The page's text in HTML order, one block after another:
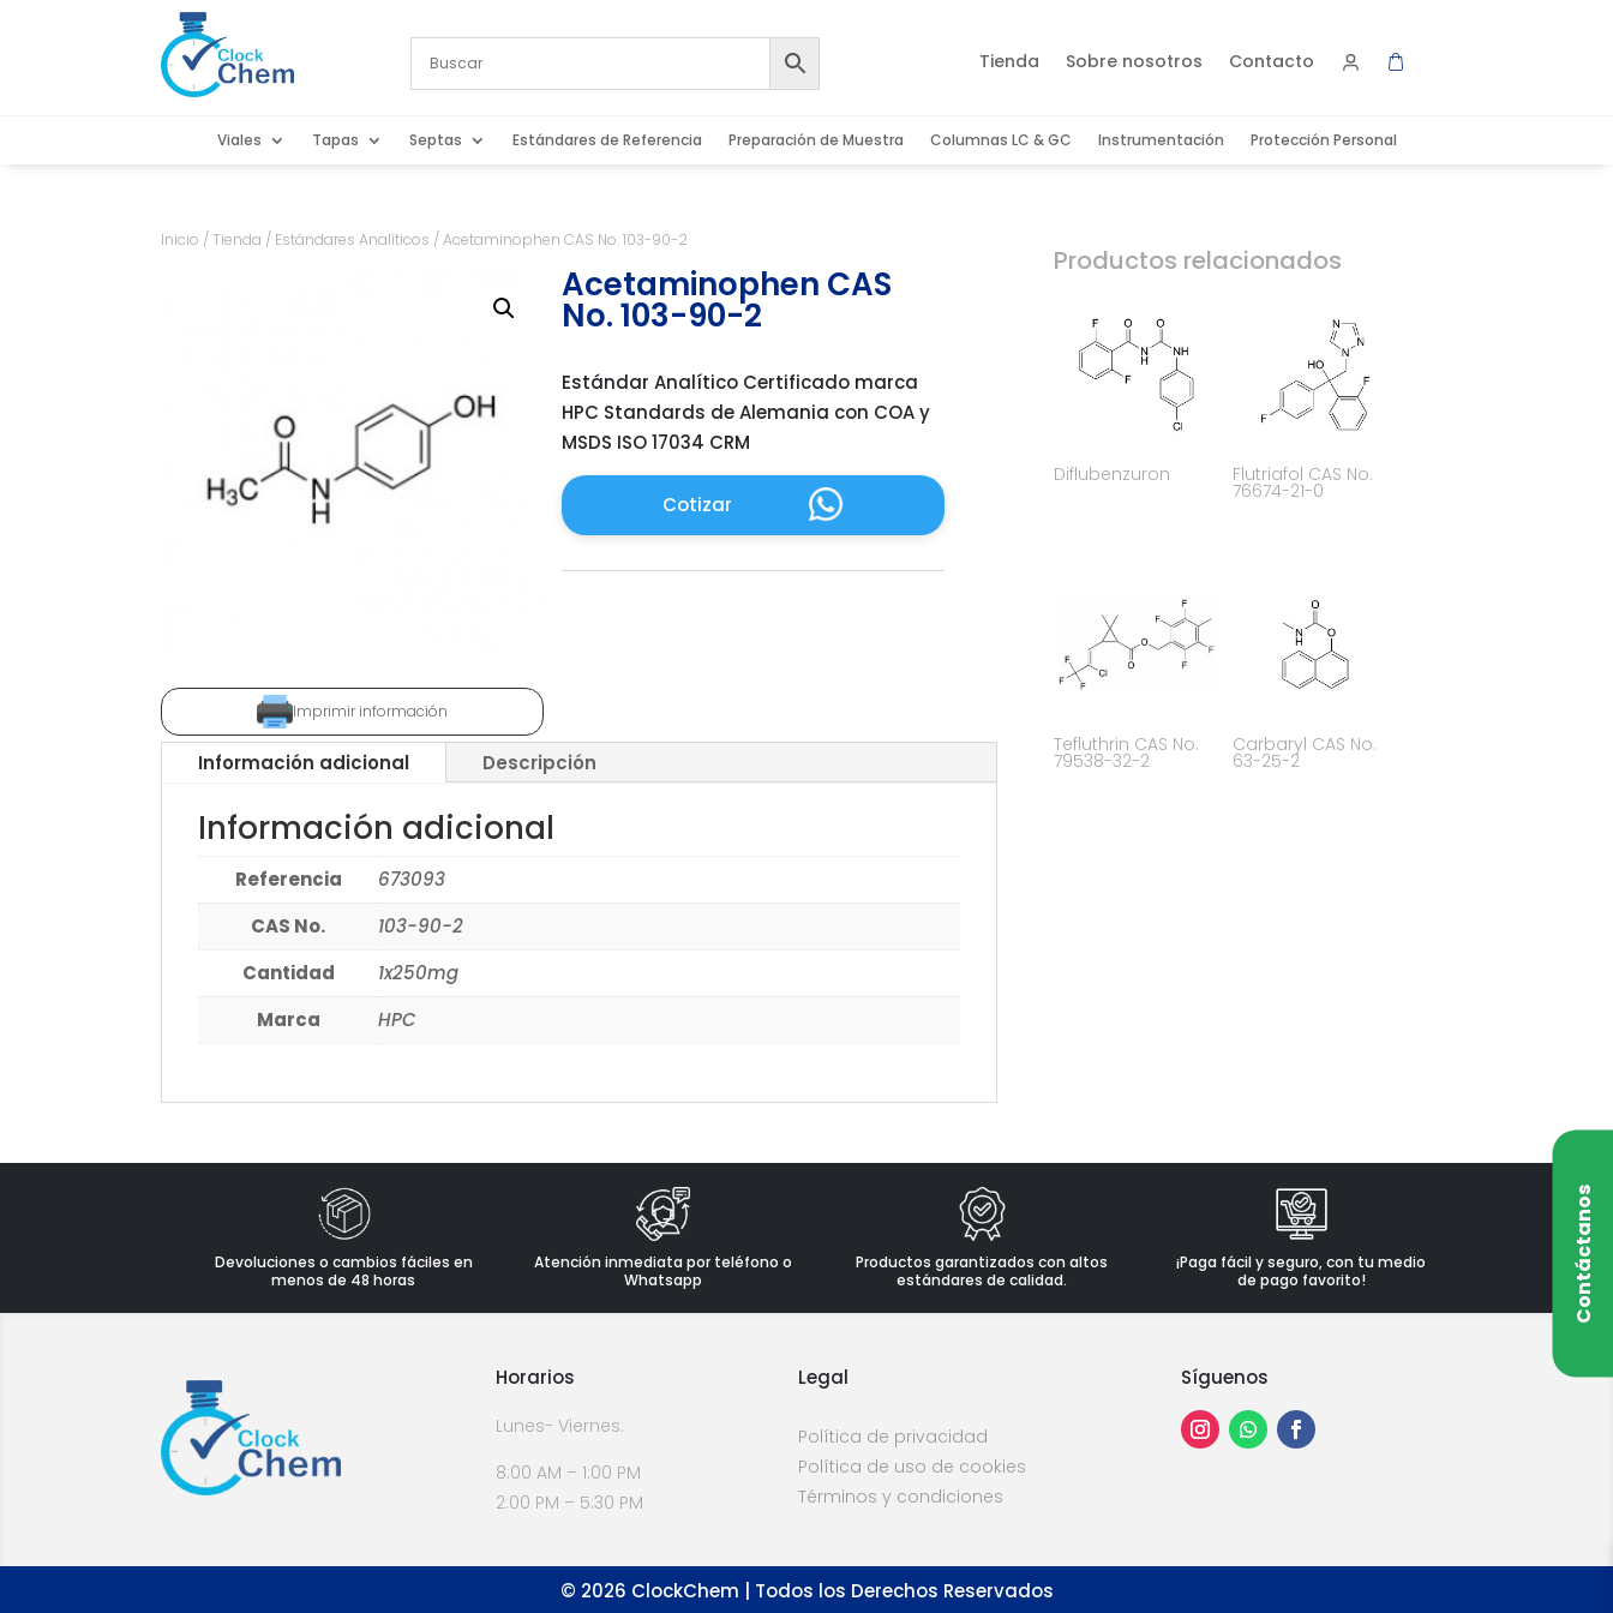
Tienda Sobre nosotros Contacto
Viales Tapas Septas Estándares de Referencia Preparación de Muestra Columnas LC & GC Instrumentación Protección Personal
Inicio / Tienda / Estándares Analíticos / Acetaminophen CAS No. 103-90-2
Imprimir información
Acetaminophen CAS
No. 103-90-2
Estándar Analítico Certificado marca
HPC Standards de Alemania con COA y
MSDS ISO 17034 CRM
Cotizar
Información adicional Descripción
Información adicional
Referencia
673093
CAS No.
103-90-2
Cantidad
1x250mg
Marca
HPC
Productos relacionados
Diflubenzuron Flutriafol CAS No.
76674-21-0
Tefluthrin CAS No.
79538-32-2
Carbaryl CAS No.
63-25-2
Devoluciones o cambios fáciles en
menos de 48 horas
Atención inmediata por teléfono o
Whatsapp
Productos garantizados con altos
estándares de calidad.
¡Paga fácil y seguro, con tu medio
de pago favorito!
Contáctanos
Horarios
Lunes- Viernes:
8:00 AM – 1:00 PM
2:00 PM – 5:30 PM
Legal
Política de privacidad
Política de uso de cookies
Términos y condiciones
Síguenos
© 2026 ClockChem | Todos los Derechos Reservados